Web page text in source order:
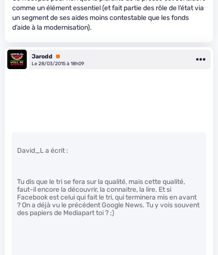
comme un élément essentiel (et fait partie des rôle de l’état via
un segment de ses aides moins contestable que les fonds
d’aide à la modernisation).
Jarodd
Premium
Le 28/03/2015 à 18h09
David_L a écrit :
Tu dis que le tri se fera sur la qualité, mais cette qualité,
faut-il encore la découvrir, la connaitre, la lire. Et si
Facebook est celui qui fait le tri, qui terminera mis en avant
? On a déjà vu le précédent Google News. Tu y vois souvent
des papiers de Mediapart toi ? ;)